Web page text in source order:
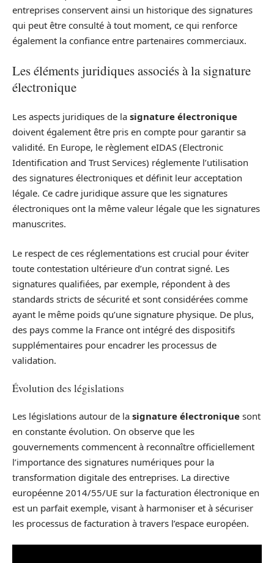
entreprises conservent ainsi un historique des signatures
qui peut être consulté à tout moment, ce qui renforce
également la confiance entre partenaires commerciaux.
Les éléments juridiques associés à la signature
électronique
Les aspects juridiques de la signature électronique
doivent également être pris en compte pour garantir sa
validité. En Europe, le règlement eIDAS (Electronic
Identification and Trust Services) réglemente l’utilisation
des signatures électroniques et définit leur acceptation
légale. Ce cadre juridique assure que les signatures
électroniques ont la même valeur légale que les signatures
manuscrites.
Le respect de ces réglementations est crucial pour éviter
toute contestation ultérieure d’un contrat signé. Les
signatures qualifiées, par exemple, répondent à des
standards stricts de sécurité et sont considérées comme
ayant le même poids qu’une signature physique. De plus,
des pays comme la France ont intégré des dispositifs
supplémentaires pour encadrer les processus de
validation.
Évolution des législations
Les législations autour de la signature électronique sont
en constante évolution. On observe que les
gouvernements commencent à reconnaître officiellement
l’importance des signatures numériques pour la
transformation digitale des entreprises. La directive
européenne 2014/55/UE sur la facturation électronique en
est un parfait exemple, visant à harmoniser et à sécuriser
les processus de facturation à travers l’espace européen.